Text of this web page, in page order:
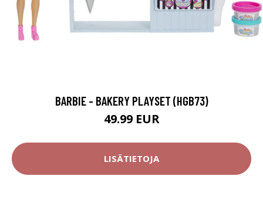
BARBIE - BAKERY PLAYSET (HGB73)
49.99 EUR
LISÄTIETOJA